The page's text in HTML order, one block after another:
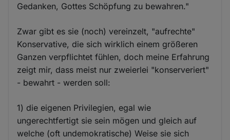
Gedanken, Gottes Schöpfung zu bewahren."
Zwar gibt es sie (noch) vereinzelt, "aufrechte"
Konservative, die sich wirklich einem größeren
Ganzen verpflichtet fühlen, doch meine Erfahrung
zeigt mir, dass meist nur zweierlei "konserveriert"
- bewahrt - werden soll:
1) die eigenen Privilegien, egal wie
ungerechtfertigt sie sein mögen und gleich auf
welche (oft undemokratische) Weise sie sich